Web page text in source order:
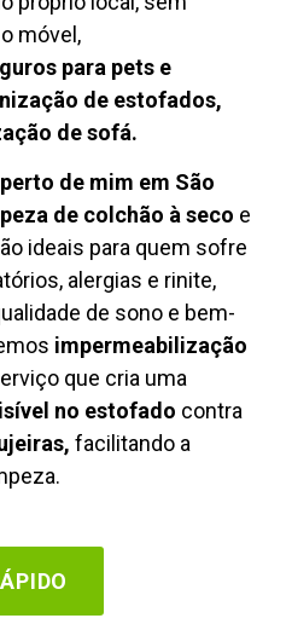
móvel,
para pets e
de estofados,
de sofá.
de mim em São
de colchão à seco e
ideais para quem sofre
alergias e rinite,
de sono e bem-
impermeabilização
que cria uma
no estofado contra
facilitando a